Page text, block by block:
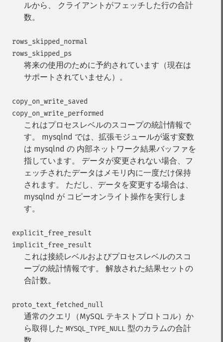
ルから、 クライアントがフェッチした行の合計
数。
rows_skipped_normal
rows_skipped_ps
将来の使用のために予約されています（現在は
サポートされていません）。
copy_on_write_saved
copy_on_write_performed
これはプロセスレベルのスコープの統計情報で
す。 mysqlnd では、拡張モジュールが返す変数
は mysqlnd の 内部ネットワーク結果バッファを
指しています。 データが変更されない場合、フ
ェッチされたデータはメモリ内に一度だけ保持
されます。 ただし、データを変更する場合は、
mysqlnd が コピーオンライト操作を実行しま
す。
explicit_free_result
implicit_free_result
これは接続レベルおよびプロセスレベルのスコ
ープの統計情報です。 解放された結果セットの
合計数。
proto_text_fetched_null
通常のクエリ（MySQL テキストプロトコル）か
ら取得した MYSQL_TYPE_NULL 型のカラムの合計